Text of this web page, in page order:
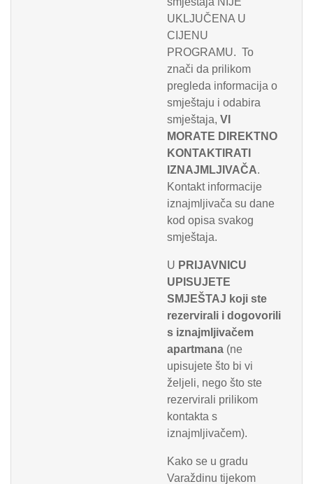
UKLJUČENA U
CIJENU
PROGRAMU. To
znači da prilikom
pregleda informacija o
smještaju i odabira
smještaja, VI
MORATE DIREKTNO
KONTAKTIRATI
IZNAJMLJIVAČA.
Kontakt informacije
iznajmljivača su dane
kod opisa svakog
smještaja.
U PRIJAVNICU
UPISUJETE
SMJEŠTAJ koji ste
rezervirali i dogovorili
s iznajmljivačem
apartmana (ne
upisujete što bi vi
željeli, nego što ste
rezervirali prilikom
kontakta s
iznajmljivačem).
Kako se u gradu
Varaždinu tijekom